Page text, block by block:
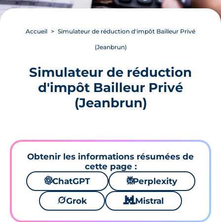
Accueil Simulateur de réduction d'impôt Bailleur Privé
(Jeanbrun)
Simulateur de réduction
d'impôt Bailleur Privé
(Jeanbrun)
Obtenir les informations résumées de
cette page :
🌌ChatGPT ⚙Perplexity
🪐Grok 🐱 Mistral